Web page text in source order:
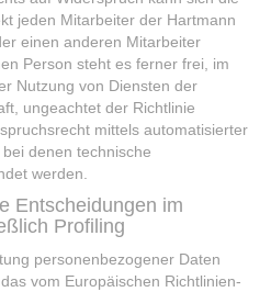
jeden Mitarbeiter der Hartmann
einen anderen Mitarbeiter
Person steht es ferner frei, im
Nutzung von Diensten der
ungeachtet der Richtlinie
mittels automatisierter
denen technische
werden.
Entscheidungen im
Profiling
personenbezogener Daten
vom Europäischen Richtlinien-